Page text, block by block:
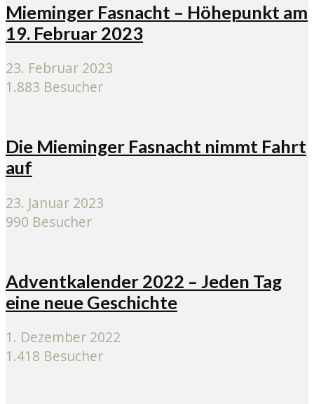
Mieminger Fasnacht – Höhepunkt am
19. Februar 2023
23. Februar 2023
1.883 Besucher
Die Mieminger Fasnacht nimmt Fahrt
auf
23. Januar 2023
990 Besucher
Adventkalender 2022 – Jeden Tag
eine neue Geschichte
1. Dezember 2022
1.418 Besucher